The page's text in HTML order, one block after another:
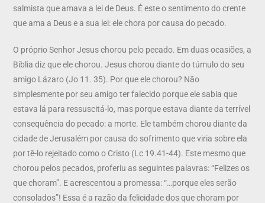
salmista que amava a lei de Deus. É este o sentimento do crente
que ama a Deus e a sua lei: ele chora por causa do pecado.
O próprio Senhor Jesus chorou pelo pecado. Em duas ocasiões, a
Bíblia diz que ele chorou. Jesus chorou diante do túmulo do seu
amigo Lázaro (Jo 11. 35). Por que ele chorou? Não
simplesmente por seu amigo ter falecido porque ele sabia que
estava lá para ressuscitá-lo, mas porque estava diante da terrível
consequência do pecado: a morte. Ele também chorou diante da
cidade de Jerusalém por causa do sofrimento que viria sobre ela
por tê-lo rejeitado como o Cristo (Lc 19.41-44). Este mesmo que
chorou pelos pecados, proferiu as seguintes palavras: “Felizes os
que choram”. E acrescentou a promessa: “…porque eles serão
consolados”! Essa é a razão da felicidade dos que choram por